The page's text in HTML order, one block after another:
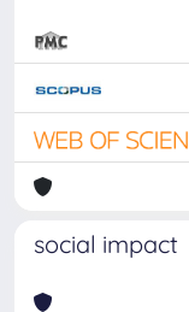
social impact